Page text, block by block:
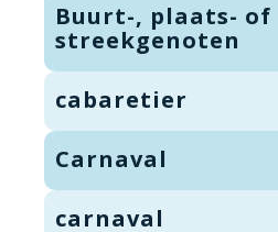
Buurt-, plaats- of
streekgenoten
cabaretier
Carnaval
carnaval